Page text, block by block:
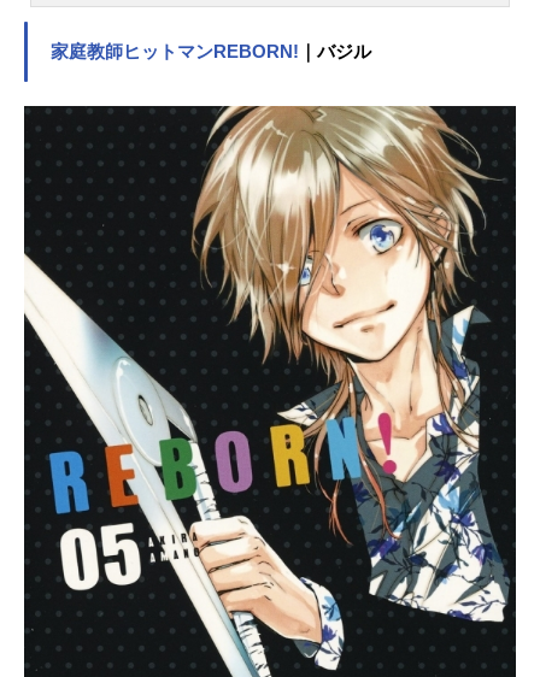
りえない貴重な遺物が眠っている。
人々を魅了し、冒険へと駆り立て
た。そうして幾度も大穴に挑戦する
冒険者たちは、次第に『探窟家』と
呼ばれるようになっていった。アビ
スの縁に築かれた街『オース』に暮
らす孤児のリコは、いつか母のよう
な偉大な探窟家になり、アビスの謎
を解き明かすことを夢見ていた。あ
る日、母・ライザの白笛が発見され
たことをきっかけに、アビスの奥深
くへ潜ることを決意するリコ。リコ
に拾われた記憶喪失のロボット・レ
グも自分の記憶を探しに一緒に行く
ことを決意する。深界四層でタマウ
ガチの毒に苦しむリコ。リコを救っ
たのは成れ果てのナナチだった。ナ
ナチを仲間に加え、ボンドルドの待
つ深界五層へと三人は冒険を進め
る。そこで、出会ったプルシュカと
名乗る女の子は、ボンドルドに育て
られ外界を知らずにいた。リコの冒
険話に夢中になり一緒に冒険に行き
家庭教師ヒットマンREBORN! ｜バジル